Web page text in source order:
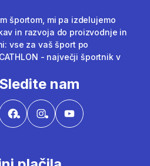
športom, mi pa izdelujemo
in razvoja do proizvodnje in
vse za vaš šport po
- največji športnik v
Sledite nam